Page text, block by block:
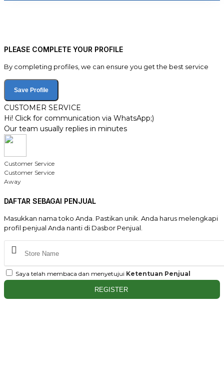
PLEASE COMPLETE YOUR PROFILE
By completing profiles, we can ensure you get the best service
Save Profile
CUSTOMER SERVICE
Hi! Click for communication via WhatsApp;)
Our team usually replies in minutes
Customer Service
Customer Service
Away
DAFTAR SEBAGAI PENJUAL
Masukkan nama toko Anda. Pastikan unik. Anda harus melengkapi
profil penjual Anda nanti di Dasbor Penjual.
Saya telah membaca dan menyetujui Ketentuan Penjual
REGISTER